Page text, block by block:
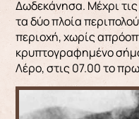
Δωδεκάνησα. Μέχρι
τα δύο πλοία
περιοχή, χωρίς
κρυπτογραφημένο
Λέρο, στις 07.00 το